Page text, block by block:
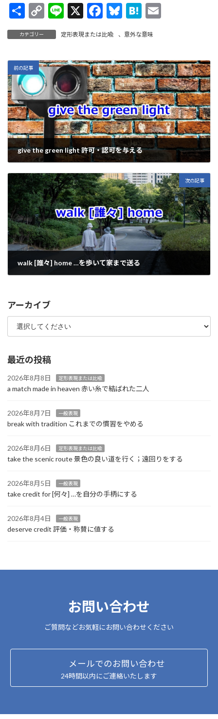
C
o
p
y
Li
n
k
Li
n
e
X
F
e
b
o
o
k
Bl
u
es
ky
H
at
e
n
a
l
共
有
カテゴリー 定形表現または比喩 、 意外な意味
前の記事
give the green light 許可・認可を与える
次の記事
walk [誰々] home …を歩いて家まで送る
アーカイブ
最近の投稿
2026年8月8日 定形表現または比喩
a match made in heaven 赤い糸で結ばれた二人
2026年8月7日 一般表現
break with tradition これまでの慣習をやめる
2026年8月6日 定形表現または比喩
take the scenic route 景色の良い道を行く；遠回りをする
2026年8月5日 一般表現
take credit for [何々] …を自分の手柄にする
2026年8月4日 一般表現
deserve credit 評価・称賛に値する
お問い合わせ
ご質問などお気軽にお問い合わせください
メールでのお問い合わせ
24時間以内にご連絡いたします